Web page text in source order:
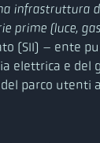
prime (luce,
(SII) – ente
elettrica e
parco utenti